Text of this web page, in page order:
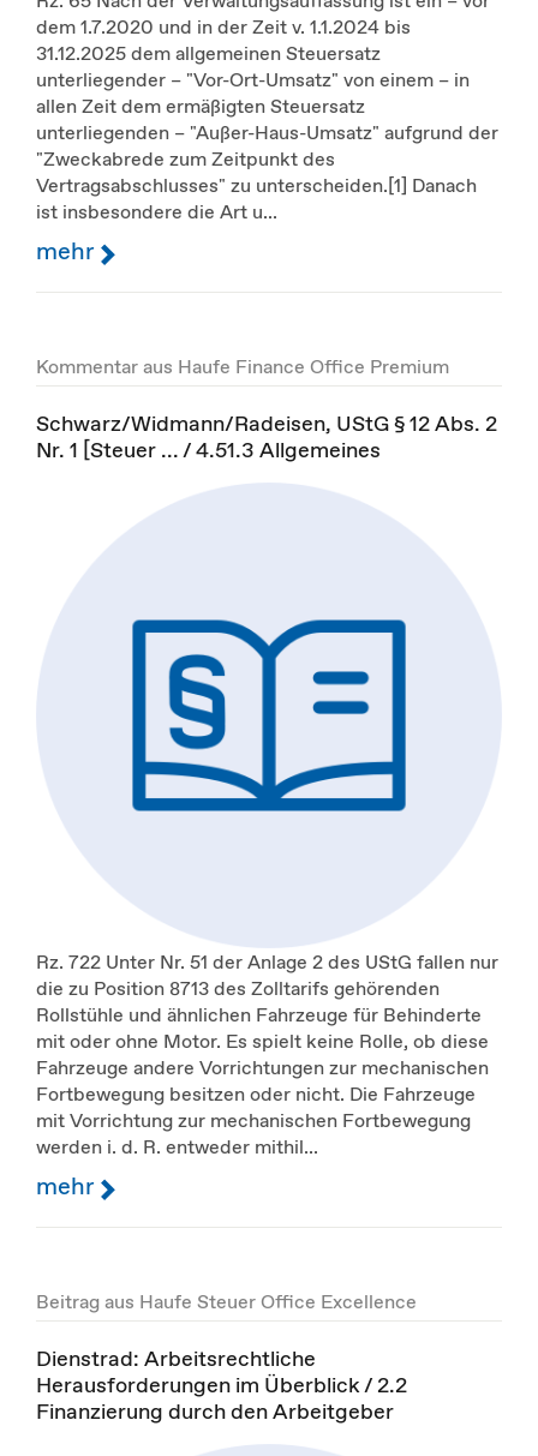
dem 1.7.2020 und in der Zeit v. 1.1.2024 bis
31.12.2025 dem allgemeinen Steuersatz
unterliegender – "Vor-Ort-Umsatz" von einem – in
allen Zeit dem ermäßigten Steuersatz
unterliegenden – "Außer-Haus-Umsatz" aufgrund der
"Zweckabrede zum Zeitpunkt des
Vertragsabschlusses" zu unterscheiden.[1] Danach
ist insbesondere die Art u...
mehr
Kommentar aus Haufe Finance Office Premium
Schwarz/Widmann/Radeisen, UStG § 12 Abs. 2
Nr. 1 [Steuer ... / 4.51.3 Allgemeines
Rz. 722 Unter Nr. 51 der Anlage 2 des UStG fallen nur
die zu Position 8713 des Zolltarifs gehörenden
Rollstühle und ähnlichen Fahrzeuge für Behinderte
mit oder ohne Motor. Es spielt keine Rolle, ob diese
Fahrzeuge andere Vorrichtungen zur mechanischen
Fortbewegung besitzen oder nicht. Die Fahrzeuge
mit Vorrichtung zur mechanischen Fortbewegung
werden i. d. R. entweder mithil...
mehr
Beitrag aus Haufe Steuer Office Excellence
Dienstrad: Arbeitsrechtliche
Herausforderungen im Überblick / 2.2
Finanzierung durch den Arbeitgeber